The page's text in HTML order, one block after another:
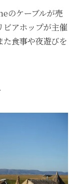
のケーブルが売
ビアホップが主催
食事や夜遊びを